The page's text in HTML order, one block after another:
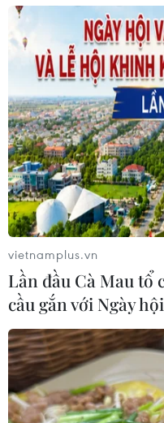
vietnamplus.vn
Lần đầu Cà Mau tổ
cầu gắn với Ngày